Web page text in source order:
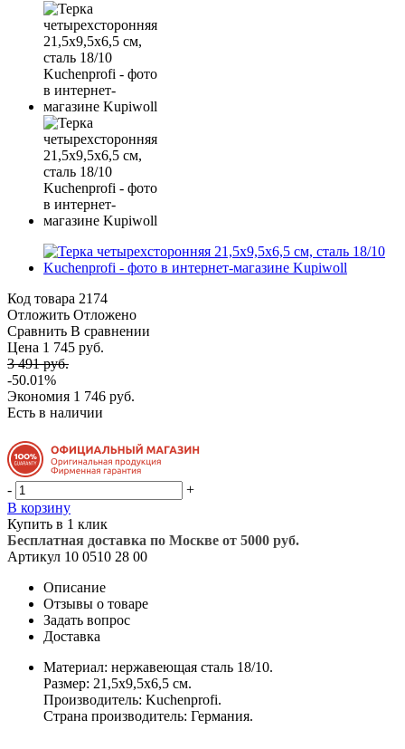
Код товара 2174
Отложить Отложено
Сравнить В сравнении
Цена 1 745 руб.
3 491 руб.
-50.01%
Экономия 1 746 руб.
Есть в наличии
-
+
В корзину
Купить в 1 клик
Бесплатная доставка по Москве от 5000 руб.
Артикул 10 0510 28 00
Описание
Отзывы о товаре
Задать вопрос
Доставка
Материал: нержавеющая сталь 18/10.
Размер: 21,5х9,5х6,5 см.
Производитель: Kuchenprofi.
Страна производитель: Германия.